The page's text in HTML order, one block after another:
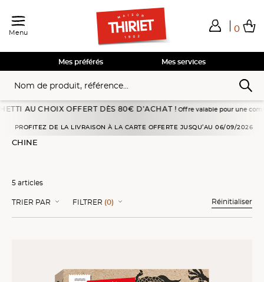
Menu 0
Total de mes achats
Voir mon panier
Voir mon panier
Voir mon panier
Voir mon panier
Mes services
Mes préférés
AU CHOIX OFFERT DÈS 80€ D’ACHAT !Offre valable pour une commande
PROFITEZ DE LA LIVRAISON À LA CARTE OFFERTE JUSQU’AU 06/09/2026
CHINE
5 articles
TRIER PAR FILTRER (0) Réinitialiser